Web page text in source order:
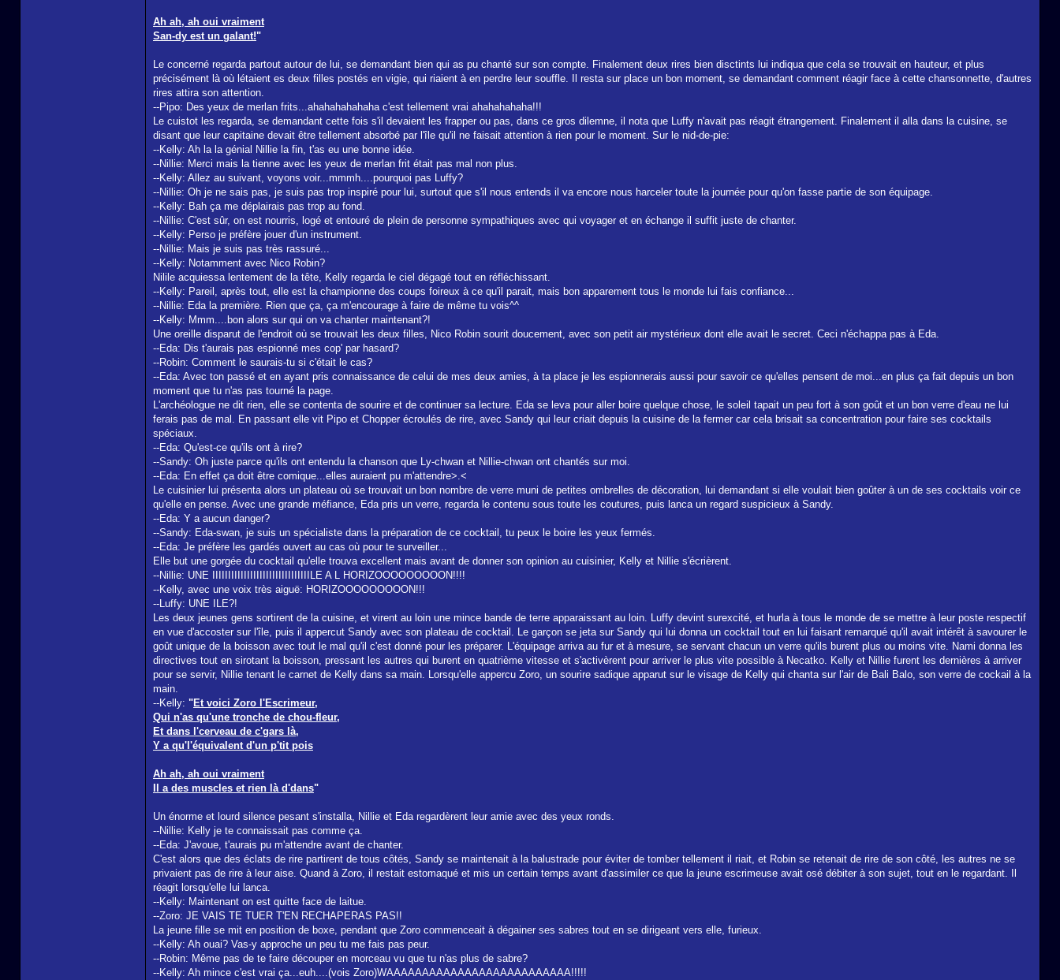
Ah ah, ah oui vraiment
San-dy est un galant!"
Le concerné regarda partout autour de lui, se demandant bien qui as pu chanté sur son compte. Finalement deux rires bien disctints lui indiqua que cela se trouvait en hauteur, et plus
précisément là où létaient es deux filles postés en vigie, qui riaient à en perdre leur souffle. Il resta sur place un bon moment, se demandant comment réagir face à cette chansonnette, d'autres
rires attira son attention.
--Pipo: Des yeux de merlan frits...ahahahahahaha c'est tellement vrai ahahahahaha!!!
Le cuistot les regarda, se demandant cette fois s'il devaient les frapper ou pas, dans ce gros dilemne, il nota que Luffy n'avait pas réagit étrangement. Finalement il alla dans la cuisine, se
disant que leur capitaine devait être tellement absorbé par l'île qu'il ne faisait attention à rien pour le moment. Sur le nid-de-pie:
--Kelly: Ah la la génial Nillie la fin, t'as eu une bonne idée.
--Nillie: Merci mais la tienne avec les yeux de merlan frit était pas mal non plus.
--Kelly: Allez au suivant, voyons voir...mmmh....pourquoi pas Luffy?
--Nillie: Oh je ne sais pas, je suis pas trop inspiré pour lui, surtout que s'il nous entends il va encore nous harceler toute la journée pour qu'on fasse partie de son équipage.
--Kelly: Bah ça me déplairais pas trop au fond.
--Nillie: C'est sûr, on est nourris, logé et entouré de plein de personne sympathiques avec qui voyager et en échange il suffit juste de chanter.
--Kelly: Perso je préfère jouer d'un instrument.
--Nillie: Mais je suis pas très rassuré...
--Kelly: Notamment avec Nico Robin?
Nilile acquiessa lentement de la tête, Kelly regarda le ciel dégagé tout en réfléchissant.
--Kelly: Pareil, après tout, elle est la championne des coups foireux à ce qu'il parait, mais bon apparement tous le monde lui fais confiance...
--Nillie: Eda la première. Rien que ça, ça m'encourage à faire de même tu vois^^
--Kelly: Mmm....bon alors sur qui on va chanter maintenant?!
Une oreille disparut de l'endroit où se trouvait les deux filles, Nico Robin sourit doucement, avec son petit air mystérieux dont elle avait le secret. Ceci n'échappa pas à Eda.
--Eda: Dis t'aurais pas espionné mes cop' par hasard?
--Robin: Comment le saurais-tu si c'était le cas?
--Eda: Avec ton passé et en ayant pris connaissance de celui de mes deux amies, à ta place je les espionnerais aussi pour savoir ce qu'elles pensent de moi...en plus ça fait depuis un bon
moment que tu n'as pas tourné la page.
L'archéologue ne dit rien, elle se contenta de sourire et de continuer sa lecture. Eda se leva pour aller boire quelque chose, le soleil tapait un peu fort à son goût et un bon verre d'eau ne lui
ferais pas de mal. En passant elle vit Pipo et Chopper écroulés de rire, avec Sandy qui leur criait depuis la cuisine de la fermer car cela brisait sa concentration pour faire ses cocktails
spéciaux.
--Eda: Qu'est-ce qu'ils ont à rire?
--Sandy: Oh juste parce qu'ils ont entendu la chanson que Ly-chwan et Nillie-chwan ont chantés sur moi.
--Eda: En effet ça doit être comique...elles auraient pu m'attendre>.<
Le cuisinier lui présenta alors un plateau où se trouvait un bon nombre de verre muni de petites ombrelles de décoration, lui demandant si elle voulait bien goûter à un de ses cocktails voir ce
qu'elle en pense. Avec une grande méfiance, Eda pris un verre, regarda le contenu sous toute les coutures, puis lanca un regard suspicieux à Sandy.
--Eda: Y a aucun danger?
--Sandy: Eda-swan, je suis un spécialiste dans la préparation de ce cocktail, tu peux le boire les yeux fermés.
--Eda: Je préfère les gardés ouvert au cas où pour te surveiller...
Elle but une gorgée du cocktail qu'elle trouva excellent mais avant de donner son opinion au cuisinier, Kelly et Nillie s'écrièrent.
--Nillie: UNE IIIIIIIIIIIIIIIIIIIIIIIIIIIIIIILE A L HORIZOOOOOOOOON!!!!
--Kelly, avec une voix très aiguë: HORIZOOOOOOOOON!!!
--Luffy: UNE ILE?!
Les deux jeunes gens sortirent de la cuisine, et virent au loin une mince bande de terre apparaissant au loin. Luffy devint surexcité, et hurla à tous le monde de se mettre à leur poste respectif
en vue d'accoster sur l'île, puis il appercut Sandy avec son plateau de cocktail. Le garçon se jeta sur Sandy qui lui donna un cocktail tout en lui faisant remarqué qu'il avait intérêt à savourer le
goût unique de la boisson avec tout le mal qu'il c'est donné pour les préparer. L'équipage arriva au fur et à mesure, se servant chacun un verre qu'ils burent plus ou moins vite. Nami donna les
directives tout en sirotant la boisson, pressant les autres qui burent en quatrième vitesse et s'activèrent pour arriver le plus vite possible à Necatko. Kelly et Nillie furent les dernières à arriver
pour se servir, Nillie tenant le carnet de Kelly dans sa main. Lorsqu'elle appercu Zoro, un sourire sadique apparut sur le visage de Kelly qui chanta sur l'air de Bali Balo, son verre de cockail à la
main.
--Kelly: "Et voici Zoro l'Escrimeur,
Qui n'as qu'une tronche de chou-fleur,
Et dans l'cerveau de c'gars là,
Y a qu'l'équivalent d'un p'tit pois
Ah ah, ah oui vraiment
Il a des muscles et rien là d'dans"
Un énorme et lourd silence pesant s'installa, Nillie et Eda regardèrent leur amie avec des yeux ronds.
--Nillie: Kelly je te connaissait pas comme ça.
--Eda: J'avoue, t'aurais pu m'attendre avant de chanter.
C'est alors que des éclats de rire partirent de tous côtés, Sandy se maintenait à la balustrade pour éviter de tomber tellement il riait, et Robin se retenait de rire de son côté, les autres ne se
privaient pas de rire à leur aise. Quand à Zoro, il restait estomaqué et mis un certain temps avant d'assimiler ce que la jeune escrimeuse avait osé débiter à son sujet, tout en le regardant. Il
réagit lorsqu'elle lui lanca.
--Kelly: Maintenant on est quitte face de laitue.
--Zoro: JE VAIS TE TUER T'EN RECHAPERAS PAS!!
La jeune fille se mit en position de boxe, pendant que Zoro commenceait à dégainer ses sabres tout en se dirigeant vers elle, furieux.
--Kelly: Ah ouai? Vas-y approche un peu tu me fais pas peur.
--Robin: Même pas de te faire découper en morceau vu que tu n'as plus de sabre?
--Kelly: Ah mince c'est vrai ça...euh....(vois Zoro)WAAAAAAAAAAAAAAAAAAAAAAAAAA!!!!!